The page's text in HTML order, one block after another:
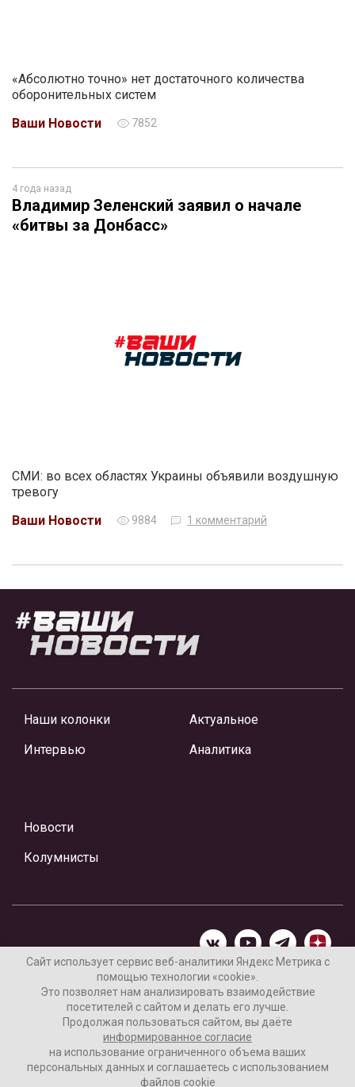
«Абсолютно точно» нет достаточного количества
оборонительных систем
Ваши Новости
7852
4 года назад
Владимир Зеленский заявил о начале
«битвы за Донбасс»
СМИ: во всех областях Украины объявили воздушную
тревогу
Ваши Новости
9884 1 комментарий
Наши колонки
Интервью
Актуальное
Аналитика
Новости
Колумнисты
Материалы предоставлены редакцией Интернет-газеты
«Ваши новости»
Нашли ошибку? Выделите ее и нажмите Ctrl+Enter
Сайт использует сервис веб-аналитики Яндекс Метрика с
помощью технологии «cookie».
Это позволяет нам анализировать взаимодействие
посетителей с сайтом и делать его лучше.
Продолжая пользоваться сайтом, вы даёте
информированное согласие
на использование ограниченного объема ваших
персональных данных и соглашаетесь с использованием
файлов cookie